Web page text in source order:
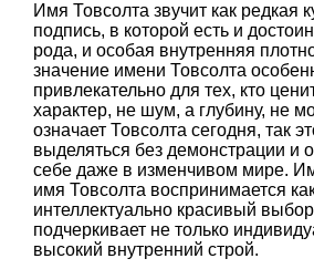
Имя Товсолта звучит как редкая
подпись, в которой есть и
рода, и особая внутренняя
значение имени Товсолта
привлекательно для тех, кто
характер, не шум, а глубину, не
означает Товсолта сегодня, так
выделяться без демонстрации и
себе даже в изменчивом мире.
имя Товсолта воспринимается
интеллектуально красивый
подчеркивает не только
высокий внутренний строй.